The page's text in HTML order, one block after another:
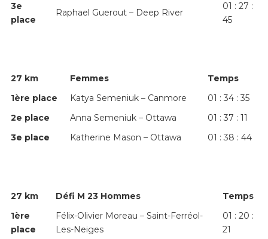
3e
place
Raphael Guerout – Deep River
01 : 27 :
45
27 km Femmes
Temps
1ère place Katya Semeniuk – Canmore
01 : 34 : 35
2e place Anna Semeniuk – Ottawa
01 : 37 : 11
3e place Katherine Mason – Ottawa 01 : 38 : 44
27 km Défi M 23 Hommes
Temps
1ère
place
Félix-Olivier Moreau – Saint-Ferréol-
Les-Neiges
01 : 20 :
21